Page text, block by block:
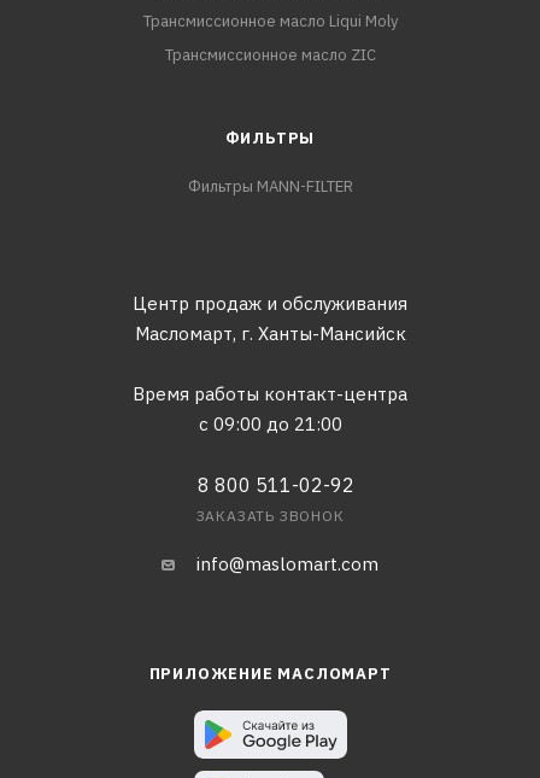
Трансмиссионное масло Liqui Moly
Трансмиссионное масло ZIC
ФИЛЬТРЫ
Фильтры MANN-FILTER
Центр продаж и обслуживания
Масломарт, г. Ханты-Мансийск
Время работы контакт-центра
с 09:00 до 21:00
8 800 511-02-92
ЗАКАЗАТЬ ЗВОНОК
info@maslomart.com
ПРИЛОЖЕНИЕ МАСЛОМАРТ